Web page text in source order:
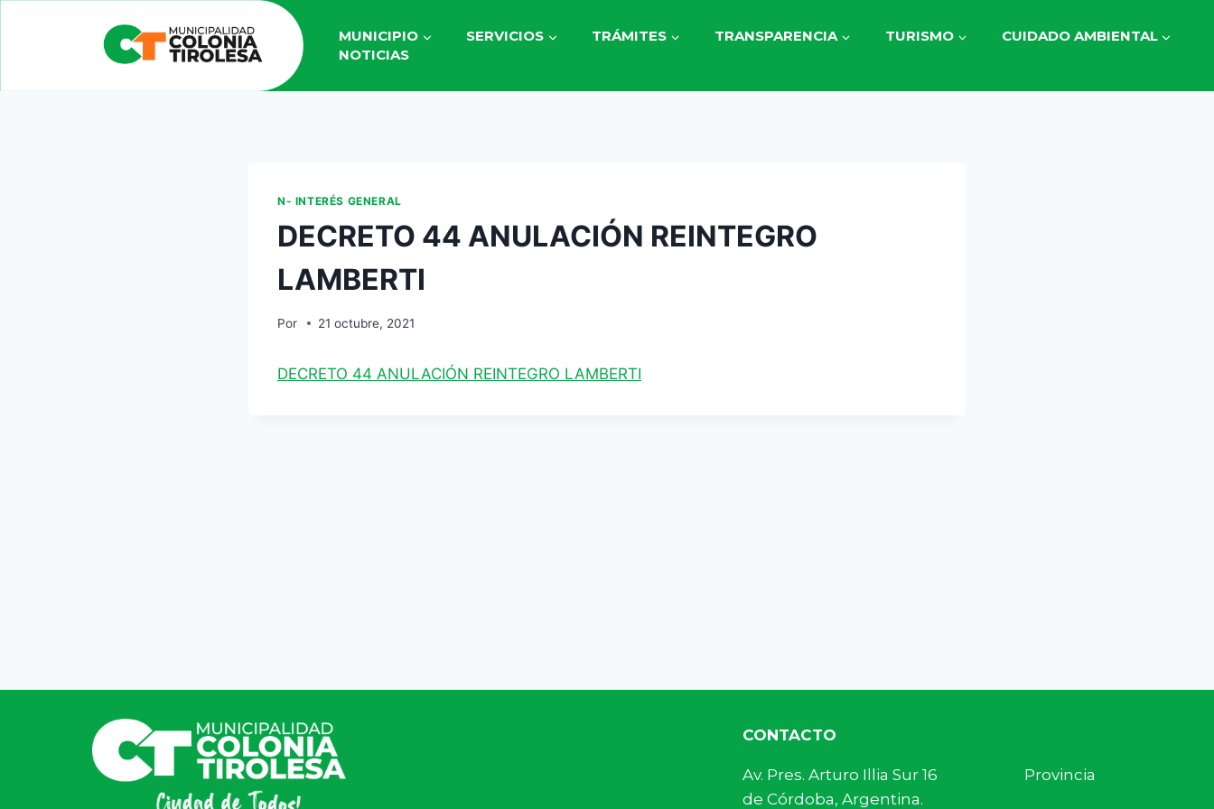
MUNICIPIO SERVICIOS TRÁMITES TRANSPARENCIA TURISMO
CUIDADO AMBIENTAL
NOTICIAS
N- INTERÉS GENERAL
DECRETO 44 ANULACIÓN REINTEGRO
LAMBERTI
Por 21 octubre, 2021
DECRETO 44 ANULACIÓN REINTEGRO LAMBERTI
CONTACTO
Av. Pres. Arturo Illia Sur 16 Provincia
de Córdoba, Argentina.